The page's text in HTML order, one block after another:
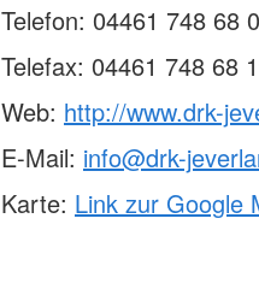
Telefon: 04461 748 68 0
Telefax: 04461 748 68
Web: http://www.drk-
E-Mail: info@drk-
Karte: Link zur Google